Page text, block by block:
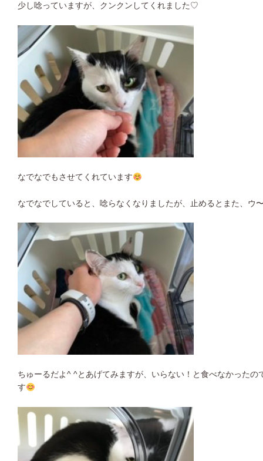
少し唸っていますが、クンクンしてくれました♡
なでなでもさせてくれています
なでなでしていると、唸らなくなりましたが、止めるとまた、ウ
ちゅーるだよ^ ^とあげてみますが、いらない！と食べなかった
す